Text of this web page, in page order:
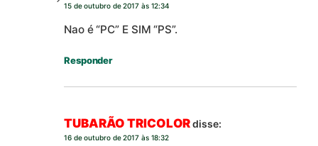
15 de outubro de 2017 às 12:34
Nao é “PC” E SIM “PS”.
Responder
TUBARÃO TRICOLORdisse:
16 de outubro de 2017 às 18:32